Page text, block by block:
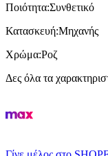
Ποιότητα:Συνθετικό
Κατασκευή:Μηχανής
Χρώμα:Ροζ
Δες όλα τα